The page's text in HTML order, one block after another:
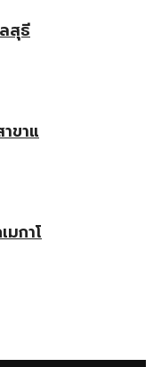
สุธี
ขาแ
กาโ